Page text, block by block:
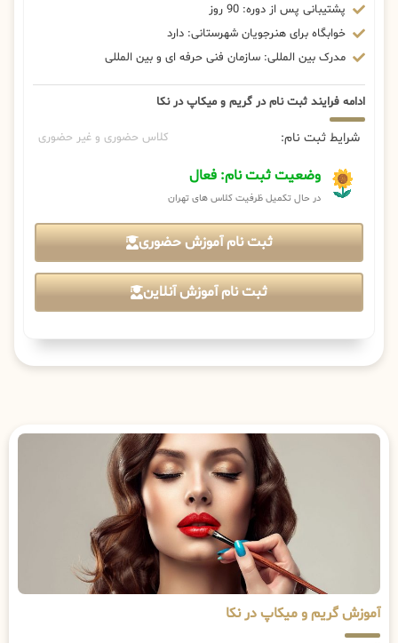
پشتیبانی پس از دوره: 90 روز
خوابگاه برای هنرجویان شهرستانی: دارد
مدرک بین المللی: سازمان فنی حرفه ای و بین المللی
ادامه فرایند ثبت نام در گریم و میکاپ در نکا
شرایط ثبت نام: کلاس حضوری و غیر حضوری
وضعیت ثبت نام: فعال
در حال تکمیل ظرفیت کلاس های تهران
ثبت نام آموزش حضوری
ثبت نام آموزش آنلاین
آموزش گریم و میکاپ در نکا